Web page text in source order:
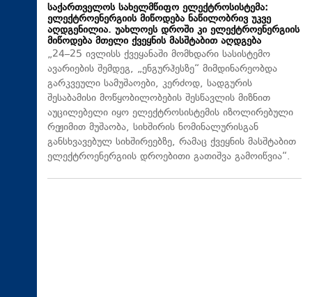
საქართველოს სახელმწიფო ელექტროსისტემა:
ელექტროენერგიის მიწოდება ნაწილობრივ უკვე
აღდგენილია. უახლოეს დროში კი ელექტროენერგიის
მიწოდება მთელი ქვეყნის მასშტაბით აღდგება
„24–25 ივლისს ქვეყანაში მომხდარი სასისტემო
ავარიების შემდეგ, „ენგურჰესზე“ მიმდინარეობდა
გარკვეული სამუშაოები, კერძოდ, სადგურის
შესაბამისი მოწყობილობების შესწავლის მიზნით
აუცილებელი იყო ელექტროსისტემის იზოლირებული
რეჟიმით მუშაობა, სიხშირის ნომინალურისგან
განსხვავებულ სიხშირეებზე, რამაც ქვეყნის მასშტაბით
ელექტროენერგიის დროებითი გათიშვა გამოიწვია“.